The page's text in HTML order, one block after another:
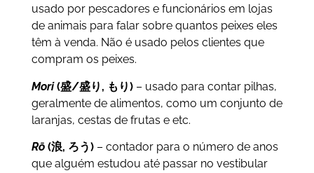
usado por pescadores e funcionários em lojas
de animais para falar sobre quantos peixes eles
têm à venda. Não é usado pelos clientes que
compram os peixes.
Mori(盛/盛り, もり) – usado para contar pilhas,
geralmente de alimentos, como um conjunto de
laranjas, cestas de frutas e etc.
Rō(浪, ろう)– contador para o número de anos
que alguém estudou até passar no vestibular